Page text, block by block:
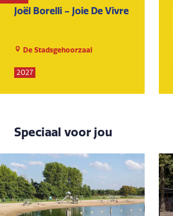
Joël Borelli - Joie De Vivre
De Stadsgehoorzaal
2027
Speciaal voor jou